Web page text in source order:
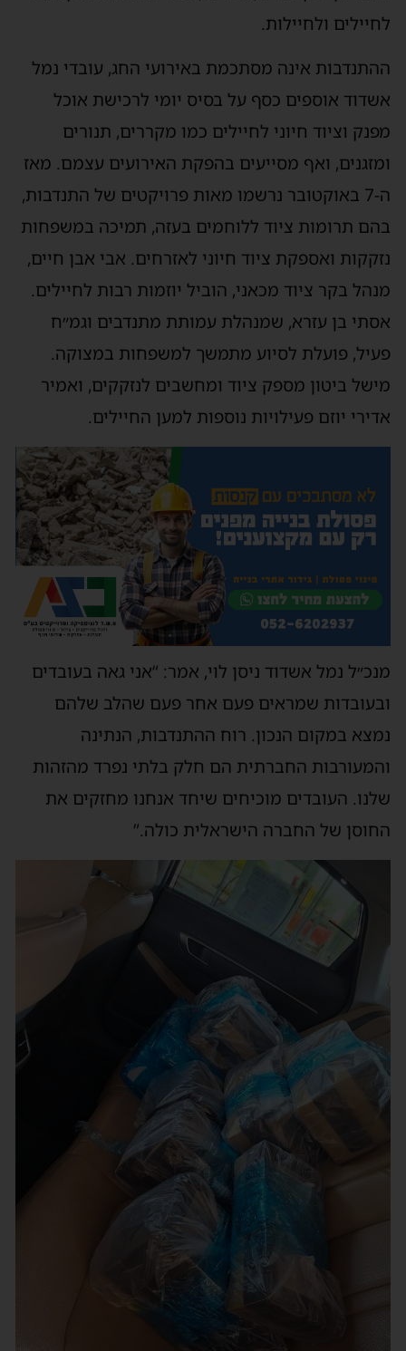
לחיילים ולחיילות.
ההתנדבות אינה מסתכמת באירועי החג, עובדי נמל
אשדוד אוספים כסף על בסיס יומי לרכישת אוכל
מפנק וציוד חיוני לחיילים כמו מקררים, תנורים
ומזגנים, ואף מסייעים בהפקת האירועים עצמם. מאז
ה-7 באוקטובר נרשמו מאות פרויקטים של התנדבות,
בהם תרומות ציוד ללוחמים בעזה, תמיכה במשפחות
נזקקות ואספקת ציוד חיוני לאזרחים. אבי אבן חיים,
מנהל בקר ציוד מכאני, הוביל יוזמות רבות לחיילים.
אסתי בן עזרא, שמנהלת עמותת מתנדבים וגמ״ח
פעיל, פועלת לסיוע מתמשך למשפחות במצוקה.
מישל ביטון מספק ציוד ומחשבים לנזקקים, ואמיר
אדירי יוזם פעילויות נוספות למען החיילים.
מנכ״ל נמל אשדוד ניסן לוי, אמר: “אני גאה בעובדים
ובעובדות שמראים פעם אחר פעם שהלב שלהם
נמצא במקום הנכון. רוח ההתנדבות, הנתינה
והמעורבות החברתית הם חלק בלתי נפרד מהזהות
שלנו. העובדים מוכיחים שיחד אנחנו מחזקים את
החוסן של החברה הישראלית כולה.”